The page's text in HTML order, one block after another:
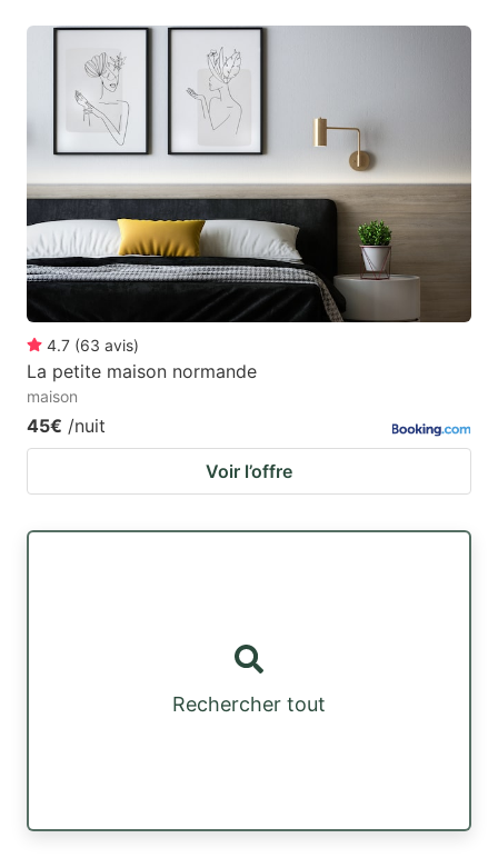
4.7 (63 avis)
La petite maison normande
maison
45€ /nuit
Voir l’offre
Rechercher tout